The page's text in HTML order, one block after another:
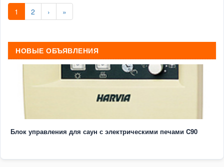
1 2 › »
НОВЫЕ ОБЪЯВЛЕНИЯ
Блок управления для саун с электрическими печами C90